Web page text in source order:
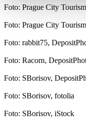
Foto: Prague City Tourism
Foto: Prague City Tourism
Foto: rabbit75,
Foto: Racorn,
Foto: SBorisov,
Foto: SBorisov, fotolia
Foto: SBorisov, iStock